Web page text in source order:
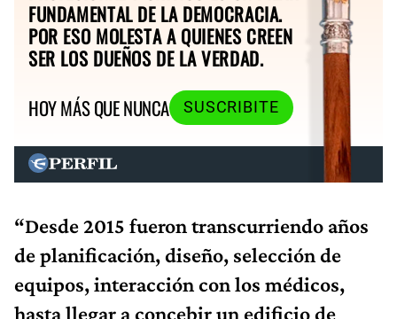
FUNDAMENTAL DE LA DEMOCRACIA.
POR ESO MOLESTA A QUIENES CREEN
SER LOS DUEÑOS DE LA VERDAD.
HOY MÁS QUE NUNCA
SUSCRIBITE
“Desde 2015 fueron transcurriendo años
de planificación, diseño, selección de
equipos, interacción con los médicos,
hasta llegar a concebir un edificio de